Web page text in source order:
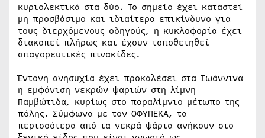
κυριολεκτικά στα δύο. Το σημείο έχει καταστεί
μη προσβάσιμο και ιδιαίτερα επικίνδυνο για
τους διερχόμενους οδηγούς, η κυκλοφορία έχει
διακοπεί πλήρως και έχουν τοποθετηθεί
απαγορευτικές πινακίδες.
Έντονη ανησυχία έχει προκαλέσει στα Ιωάννινα
η εμφάνιση νεκρών ψαριών στη λίμνη
Παμβώτιδα, κυρίως στο παραλίμνιο μέτωπο της
πόλης. Σύμφωνα με τον ΟΦΥΠΕΚΑ, τα
περισσότερα από τα νεκρά ψάρια ανήκουν στο